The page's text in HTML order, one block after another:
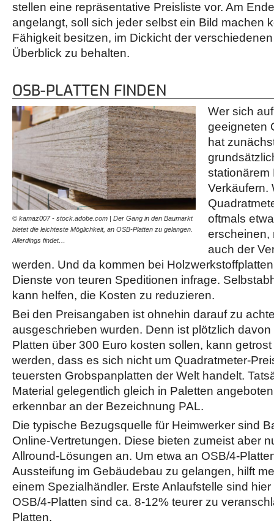
stellen eine repräsentative Preisliste vor. Am
angelangt, soll sich jeder selbst ein Bild machen
Fähigkeit besitzen, im Dickicht der
Überblick zu behalten.
OSB-PLATTEN FINDEN
© kamaz007 - stock.adobe.com | Der Gang in den Baumarkt
bietet die leichteste Möglichkeit, an OSB-Platten zu gelangen.
Allerdings findet…
Wer sich
geeigneten
hat
stationärem
Verkäufern.
oftmals
erscheinen,
auch der
werden. Und da kommen bei
Dienste von teuren Speditionen infrage.
kann helfen, die Kosten zu reduzieren.
Bei den Preisangaben ist ohnehin darauf zu
ausgeschrieben wurden. Denn ist plötzlich
Platten über 300 Euro kosten sollen, kann
werden, dass es sich nicht um Quadratmeter-
teuersten Grobspanplatten der Welt handelt.
Material gelegentlich gleich in Paletten
erkennbar an der Bezeichnung PAL.
Die typische Bezugsquelle für Heimwerker sind
Online-Vertretungen. Diese bieten zumeist aber
Allround-Lösungen an. Um etwa an OSB/4-
Aussteifung im Gebäudebau zu gelangen, hilft
einem Spezialhändler. Erste Anlaufstelle sind
OSB/4-Platten sind ca. 8-12% teurer zu
Platten.